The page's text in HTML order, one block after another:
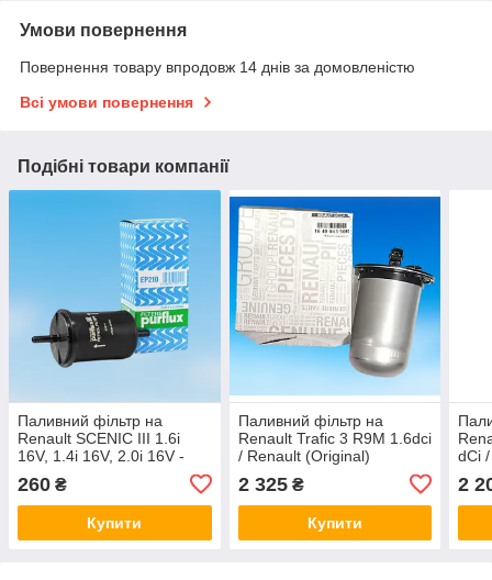
Умови повернення
Повернення товару впродовж 14 днів за домовленістю
Всі умови повернення
Подібні товари компанії
Паливний фільтр на
Renault SCENIC III 1.6i
16V, 1.4i 16V, 2.0i 16V -
260 ₴
Купити
Паливний фільтр на
Renault Trafic 3 R9M 1.6dci
/ Renault (Original)
2 325₴
Купити
dCi
2